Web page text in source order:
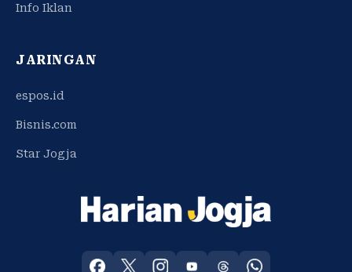
Info Iklan
JARINGAN
espos.id
Bisnis.com
Star Jogja